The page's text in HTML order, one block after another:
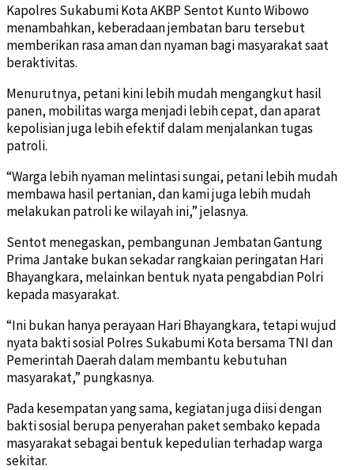
Kapolres Sukabumi Kota AKBP Sentot Kunto Wibowo
menambahkan, keberadaan jembatan baru tersebut
memberikan rasa aman dan nyaman bagi masyarakat saat
beraktivitas.
Menurutnya, petani kini lebih mudah mengangkut hasil
panen, mobilitas warga menjadi lebih cepat, dan aparat
kepolisian juga lebih efektif dalam menjalankan tugas
patroli.
“Warga lebih nyaman melintasi sungai, petani lebih mudah
membawa hasil pertanian, dan kami juga lebih mudah
melakukan patroli ke wilayah ini,” jelasnya.
Sentot menegaskan, pembangunan Jembatan Gantung
Prima Jantake bukan sekadar rangkaian peringatan Hari
Bhayangkara, melainkan bentuk nyata pengabdian Polri
kepada masyarakat.
“Ini bukan hanya perayaan Hari Bhayangkara, tetapi wujud
nyata bakti sosial Polres Sukabumi Kota bersama TNI dan
Pemerintah Daerah dalam membantu kebutuhan
masyarakat,” pungkasnya.
Pada kesempatan yang sama, kegiatan juga diisi dengan
bakti sosial berupa penyerahan paket sembako kepada
masyarakat sebagai bentuk kepedulian terhadap warga
sekitar.